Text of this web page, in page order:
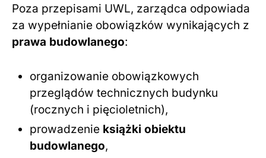
Poza przepisami UWL, zarządca odpowiada
za wypełnianie obowiązków wynikających z
prawa budowlanego:
organizowanie obowiązkowych
przeglądów technicznych budynku
(rocznych i pięcioletnich),
prowadzenie książki obiektu
budowlanego,